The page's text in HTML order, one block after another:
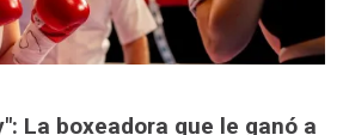
La boxeadora que le ganó a